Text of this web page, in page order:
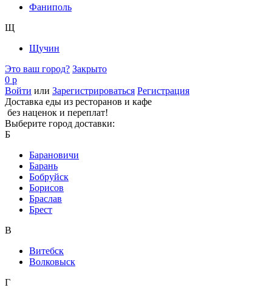
Фаниполь
Щ
Щучин
Это ваш город? Закрыто
0 р
Войти или Зарегистрироваться Регистрация
Доставка еды из ресторанов и кафе
без наценок и переплат!
Выберите город доставки:
Б
Барановичи
Барань
Бобруйск
Борисов
Браслав
Брест
В
Витебск
Волковыск
Г